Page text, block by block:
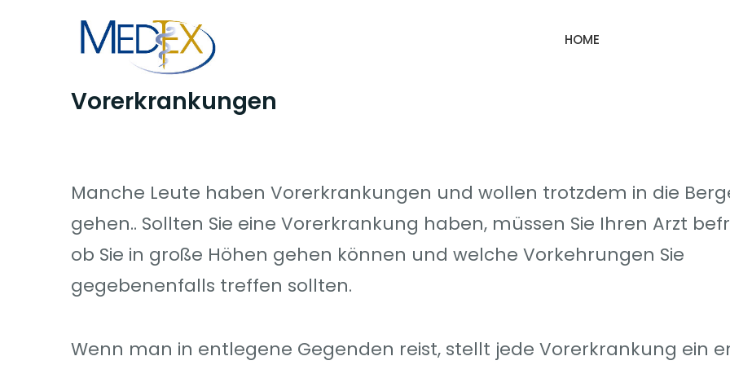
HOME
Vorerkrankungen
Manche Leute haben Vorerkrankungen und wollen trotzdem in die
gehen.. Sollten Sie eine Vorerkrankung haben, müssen Sie Ihren Arzt
ob Sie in große Höhen gehen können und welche Vorkehrungen Sie
gegebenenfalls treffen sollten.
Wenn man in entlegene Gegenden reist, stellt jede Vorerkrankung ein